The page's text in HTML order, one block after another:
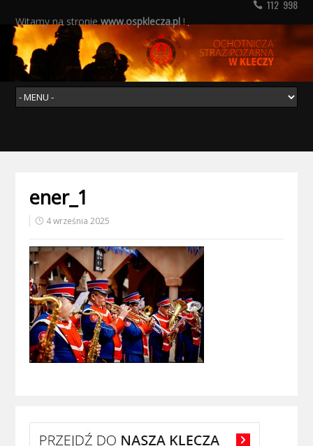
112 998
Witamy na stroniewww.ospklecza.pl!
ener_1
4 września 2025